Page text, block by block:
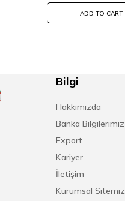
ADD TO CART
Bilgi
Hakkımızda
Banka Bilgilerimiz
Export
Kariyer
İletişim
Kurumsal Sitemiz